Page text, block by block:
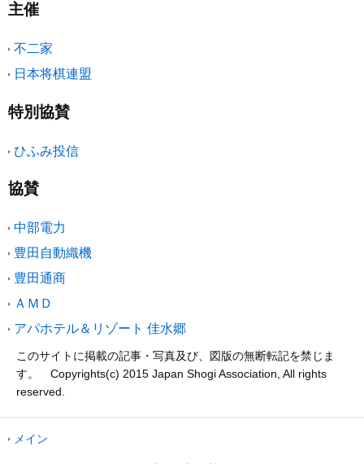
主催
不二家
日本将棋連盟
特別協賛
ひふみ投信
協賛
中部電力
豊田自動織機
豊田通商
ＡＭＤ
アパホテル＆リゾート 佳水郷
このサイトに掲載の記事・写真及び、図版の無断転記を禁じま
す。 Copyrights(c) 2015 Japan Shogi Association, All rights
reserved.
メイン